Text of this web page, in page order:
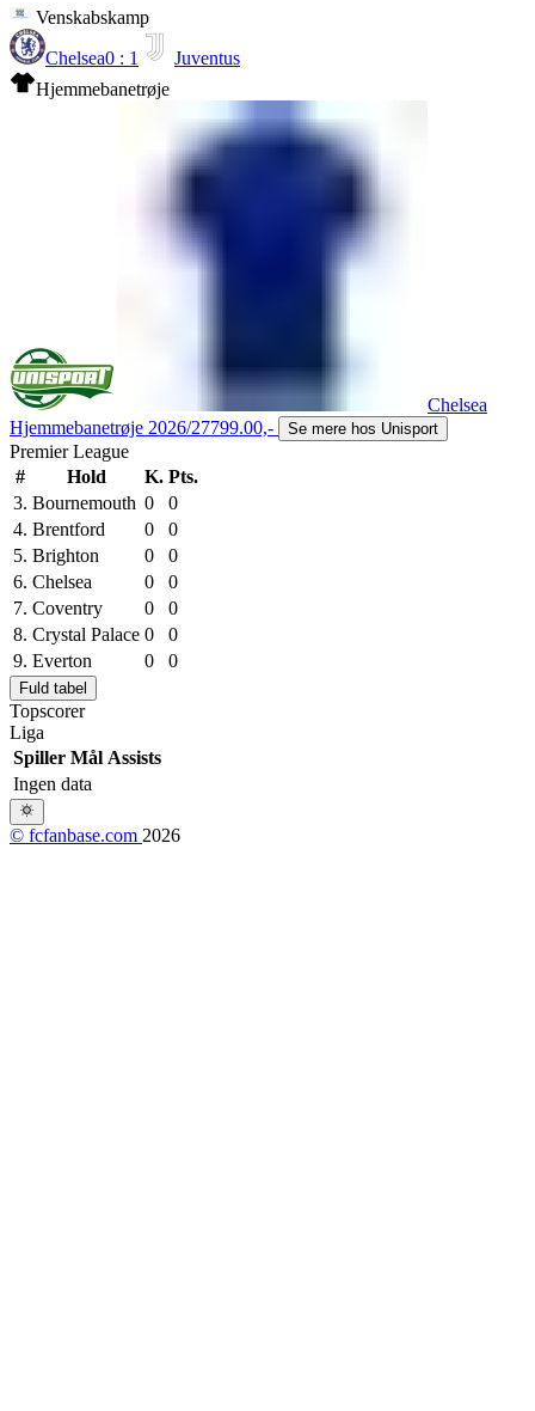
Venskabskamp
Chelsea0 : 1
Juventus
Hjemmebanetrøje
Chelsea
Hjemmebanetrøje 2026/27799.00,- Se mere hos Unisport
Premier League
#
Hold K. Pts.
3. Bournemouth 0
0
4. Brentford 0
0
5. Brighton 0
0
6. Chelsea 0
0
7. Coventry 0
0
8. Crystal Palace 0
0
9. Everton 0 0
Fuld tabel
Topscorer
Liga
Spiller Mål Assists
Ingen data
© fcfanbase.com 2026